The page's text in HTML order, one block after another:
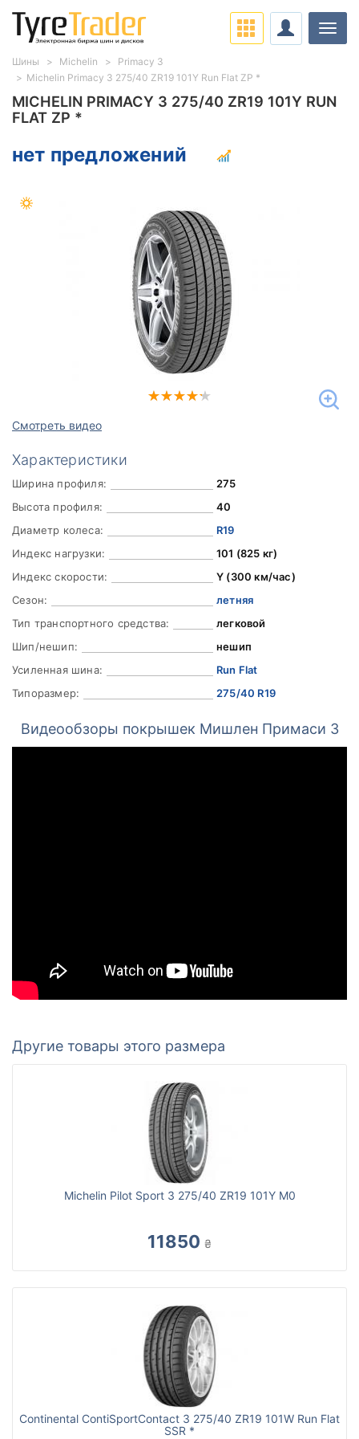
MICHELIN PRIMACY 3 275/40 ZR19 101Y RUN
FLAT ZP *
нет предложений
Смотреть видео
Характеристики
Ширина профиля:
275
Высота профиля:
40
Диаметр колеса:
R19
Индекс нагрузки:
101 (825 кг)
Индекс скорости:
Y (300 км/час)
Сезон:
летняя
Тип транспортного средства:
легковой
Шип/нешип:
нешип
Усиленная шина:
Run Flat
Типоразмер:
275/40 R19
Видеообзоры покрышек Мишлен Примаси 3
Другие товары этого размера
Michelin Pilot Sport 3 275/40 ZR19 101Y M0
11850 ₴
Continental ContiSportContact 3 275/40 ZR19 101W Run Flat
SSR *
Шины Michelin
Primacy 3
Michelin Primacy 3 275/40 ZR19 101Y Run Flat ZP *